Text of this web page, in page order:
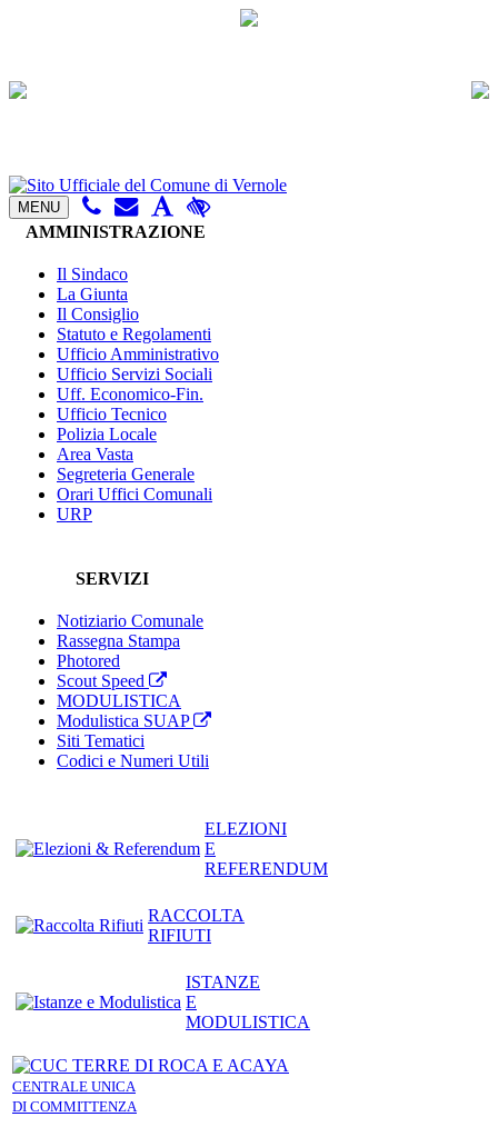
MENU
AMMINISTRAZIONE
Il Sindaco
La Giunta
Il Consiglio
Statuto e Regolamenti
Ufficio Amministrativo
Ufficio Servizi Sociali
Uff. Economico-Fin.
Ufficio Tecnico
Polizia Locale
Area Vasta
Segreteria Generale
Orari Uffici Comunali
URP
SERVIZI
Notiziario Comunale
Rassegna Stampa
Photored
Scout Speed
MODULISTICA
Modulistica SUAP
Siti Tematici
Codici e Numeri Utili
ELEZIONI
E
REFERENDUM
RACCOLTA
RIFIUTI
ISTANZE
E
MODULISTICA
CENTRALE UNICA
DI COMMITTENZA